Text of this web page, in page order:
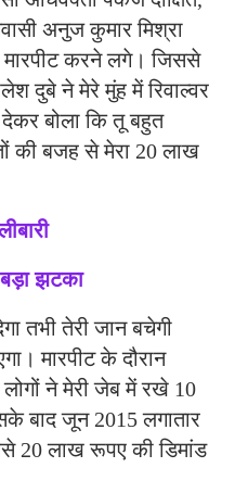
अनुज कुमार मिश्रा
करने लगे। जिससे
दुबे ने मेरे मुंह में रिवाल्वर
बोला कि तू बहुत
की बजह से मेरा 20 लाख
झटका
तभी तेरी जान बचेगी
मारपीट के दौरान
ने मेरी जेब में रखे 10
बाद जून 2015 लगातार
20 लाख रूपए की डिमांड